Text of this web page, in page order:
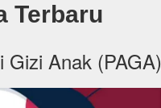
Terbaru
Gizi Anak (PAGA)